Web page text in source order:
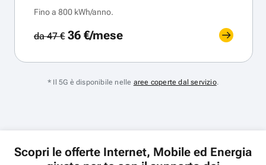
Fino a 800 kWh/anno.
da 47 €36 €/mese
* Il 5G è disponibile nelle aree coperte dal servizio.
Scopri le offerte Internet, Mobile ed Energia